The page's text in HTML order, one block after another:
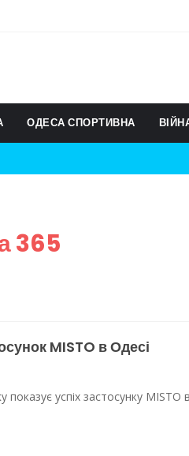
ОДЕСА СПОРТИВНА
365
MISTO в Одесі
успіх застосунку MISTO